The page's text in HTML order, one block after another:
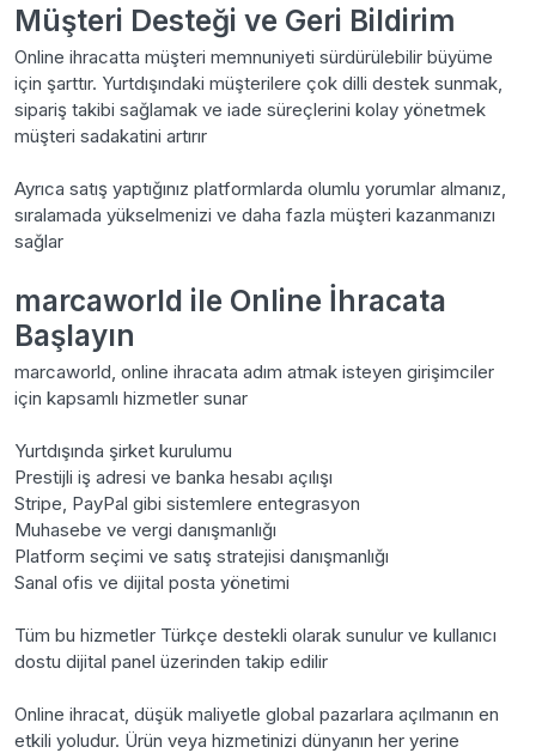
Müşteri Desteği ve Geri Bildirim
Online ihracatta müşteri memnuniyeti sürdürülebilir büyüme
için şarttır. Yurtdışındaki müşterilere çok dilli destek sunmak,
sipariş takibi sağlamak ve iade süreçlerini kolay yönetmek
müşteri sadakatini artırır
Ayrıca satış yaptığınız platformlarda olumlu yorumlar almanız,
sıralamada yükselmenizi ve daha fazla müşteri kazanmanızı
sağlar
marcaworld ile Online İhracata
Başlayın
marcaworld, online ihracata adım atmak isteyen girişimciler
için kapsamlı hizmetler sunar
Yurtdışında şirket kurulumu
Prestijli iş adresi ve banka hesabı açılışı
Stripe, PayPal gibi sistemlere entegrasyon
Muhasebe ve vergi danışmanlığı
Platform seçimi ve satış stratejisi danışmanlığı
Sanal ofis ve dijital posta yönetimi
Tüm bu hizmetler Türkçe destekli olarak sunulur ve kullanıcı
dostu dijital panel üzerinden takip edilir
Online ihracat, düşük maliyetle global pazarlara açılmanın en
etkili yoludur. Ürün veya hizmetinizi dünyanın her yerine